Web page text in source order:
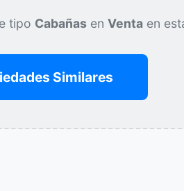
tipo Cabañas en Venta en
Similares